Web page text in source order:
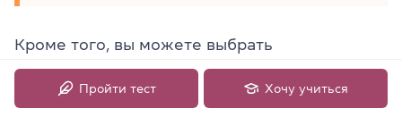
Кроме того, вы можете выбрать
преподавателем какносителяязыка, так и
украинца.
Пройти тест Хочу учиться